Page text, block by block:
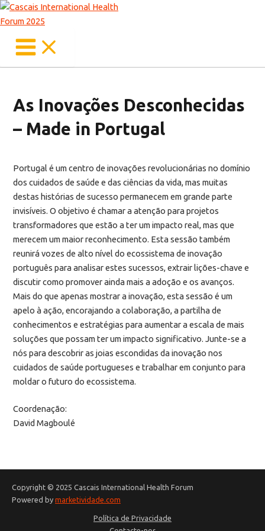
Skip
to
Main
Menu
As Inovações Desconhecidas
– Made in Portugal
Portugal é um centro de inovações revolucionárias no domínio
dos cuidados de saúde e das ciências da vida, mas muitas
destas histórias de sucesso permanecem em grande parte
invisíveis. O objetivo é chamar a atenção para projetos
transformadores que estão a ter um impacto real, mas que
merecem um maior reconhecimento. Esta sessão também
reunirá vozes de alto nível do ecossistema de inovação
português para analisar estes sucessos, extrair lições-chave e
discutir como promover ainda mais a adoção e os avanços.
Mais do que apenas mostrar a inovação, esta sessão é um
apelo à ação, encorajando a colaboração, a partilha de
conhecimentos e estratégias para aumentar a escala de mais
soluções que possam ter um impacto significativo. Junte-se a
nós para descobrir as joias escondidas da inovação nos
cuidados de saúde portugueses e trabalhar em conjunto para
moldar o futuro do ecossistema.
Coordenação:
David Magboulé
Copyright © 2025 Cascais International Health Forum
Powered by marketividade.com
Política de Privacidade